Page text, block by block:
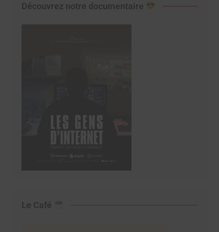
Découvrez notre documentaire
Le Café